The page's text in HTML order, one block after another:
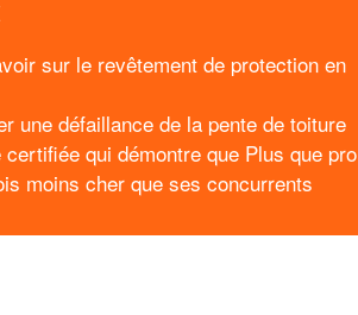
sur le revêtement de protection en
une défaillance de la pente de toiture
certifiée qui démontre que Plus que pro
moins cher que ses concurrents